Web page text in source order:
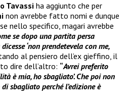
Tavassi ha aggiunto che per
non avrebbe fatto nomi e dunque
nello specifico, magari avrebbe
se dopo una partita persa
‘non prendetevela con me,
al pensiero dell’ex gieffino, il
dire dell’altro: “Avrei preferito
è mia, ho sbagliato’. Che poi non
sbagliato perché l’edizione è